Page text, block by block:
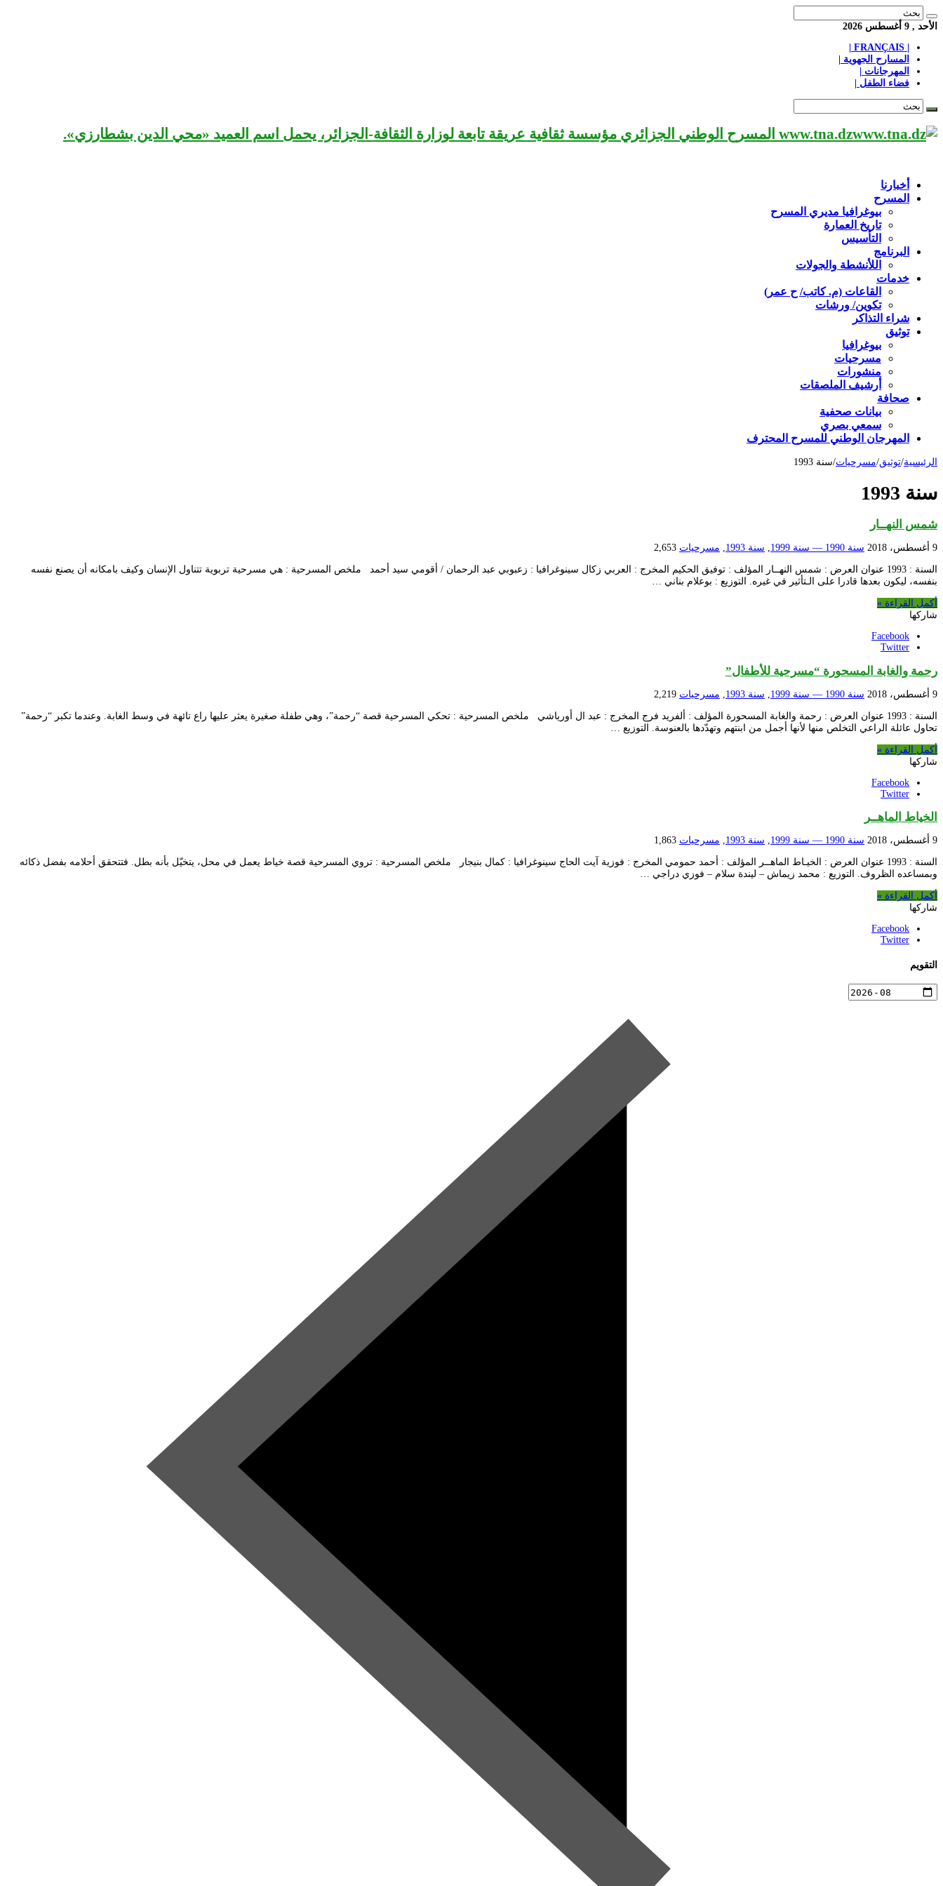
الأحد , 9 أغسطس 2026
المسارح الجهوية |
المهرجانات |
فضاء الطفل |
www.tna.dz المسرح الوطني الجزائري مؤسسة ثقافية عريقة تابعة لوزارة الثقافة-الجزائر، يحمل اسم العميد «محي الدين بشطارزي».
أخبارنا
المسرح
بيوغرافيا مديري المسرح
تاريخ العمارة
التأسيس
البرنامج
اللأنشطة والجولات
خدمات
القاعات (م. كاتب/ ح عمر)
تكوين/ ورشات
شراء التذاكر
توثيق
بيوغرافيا
مسرحيات
منشورات
أرشيف الملصقات
صحافة
بيانات صحفية
سمعي بصري
المهرجان الوطني للمسرح المحترف
الرئيسية/توثيق/مسرحيات/سنة 1993
سنة 1993
شمس النهــار
9 أغسطس، 2018 سنة 1990 — سنة 1999 , سنة 1993 , مسرحيات 2,653
السنة : 1993 عنوان العرض : شمس النهــار المؤلف : توفيق الحكيم المخرج : العربي زكال سينوغرافيا : زعبوبي عبد الرحمان / أقومي سيد أحمد ملخص المسرحية : هي مسرحية تربوية تتناول الإنسان وكيف بامكانه أن يصنع نفسه
بنفسه، ليكون بعدها قادرا على الـتأثير في غيره. التوزيع : بوعلام بناني …
أكمل القراءة »
شاركها
Facebook
Twitter
رحمة والغابة المسحورة “مسرحية للأطفال”
9 أغسطس، 2018 سنة 1990 — سنة 1999 سنة 1993 مسرحيات 2,219
السنة : 1993 عنوان العرض : رحمة والغابة المسحورة المؤلف : ألفريد فرج المخرج : عبد ال أورياشي ملخص المسرحية : تحكي المسرحية قصة “رحمة”، وهي طفلة صغيرة يعثر عليها راع تائهة في وسط الغابة. وعندما تكبر “رحمة”
تحاول عائلة الراعي التخلص منها لأنها أجمل من ابنتهم وتهدّدها بالعنوسة. التوزيع …
أكمل القراءة »
شاركها
Facebook
Twitter
الخياط الماهــر
9 أغسطس، 2018 سنة 1990 — سنة 1999 سنة 1993 مسرحيات 1,863
السنة : 1993 عنوان العرض : الخيـاط الماهــر المؤلف : أحمد حمومي المخرج : فوزية آيت الحاج سينوغرافيا : كمال بنيجار ملخص المسرحية : تروي المسرحية قصة خياط يعمل في محل، يتخيّل بأنه بطل. فتتحقق أحلامه بفضل ذكائه
وبمساعده الظروف. التوزيع : محمد زيماش – ليندة سلام – فوزي دراجي …
أكمل القراءة »
شاركها
Facebook
Twitter
التقويم